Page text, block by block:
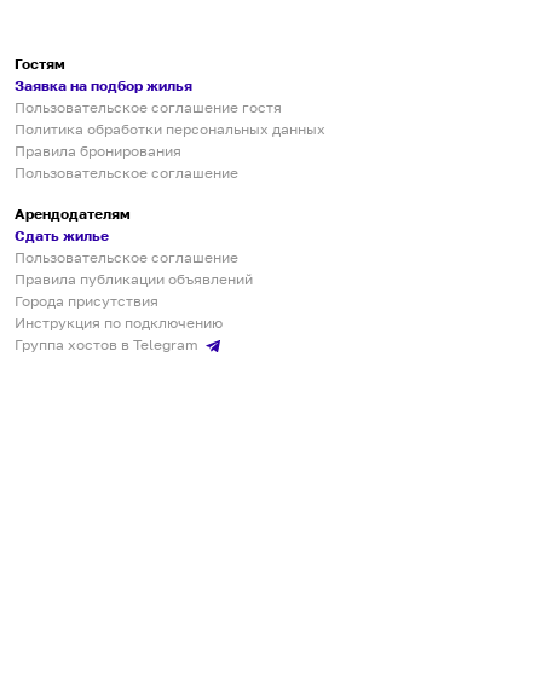
Гостям
Заявка на подбор жилья
Пользовательское соглашение гостя
Политика обработки персональных данных
Правила бронирования
Пользовательское соглашение
Арендодателям
Сдать жилье
Пользовательское соглашение
Правила публикации объявлений
Города присутствия
Инструкция по подключению
Группа хостов в Telegram